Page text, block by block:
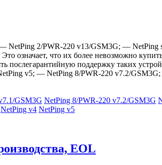
NetPing 2/PWR-220 v13/GSM3G; —
означает, что их более невозможно
послегарантийную поддержку таких
v5; — NetPing 8/PWR-220 v7.2/
GSM3G NetPing 8/PWR-220 v7.2/GSM3G
NetPing v4 NetPing v5
EOL